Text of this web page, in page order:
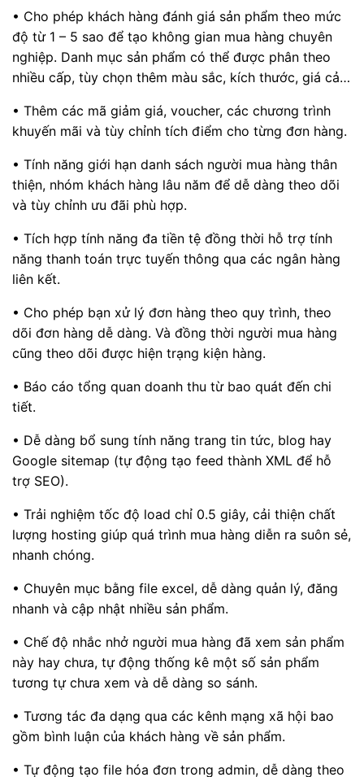
• Cho phép khách hàng đánh giá sản phẩm theo mức
độ từ 1 – 5 sao để tạo không gian mua hàng chuyên
nghiệp. Danh mục sản phẩm có thể được phân theo
nhiều cấp, tùy chọn thêm màu sắc, kích thước, giá cả…
• Thêm các mã giảm giá, voucher, các chương trình
khuyến mãi và tùy chỉnh tích điểm cho từng đơn hàng.
• Tính năng giới hạn danh sách người mua hàng thân
thiện, nhóm khách hàng lâu năm để dễ dàng theo dõi
và tùy chỉnh ưu đãi phù hợp.
• Tích hợp tính năng đa tiền tệ đồng thời hỗ trợ tính
năng thanh toán trực tuyến thông qua các ngân hàng
liên kết.
• Cho phép bạn xử lý đơn hàng theo quy trình, theo
dõi đơn hàng dễ dàng. Và đồng thời người mua hàng
cũng theo dõi được hiện trạng kiện hàng.
• Báo cáo tổng quan doanh thu từ bao quát đến chi
tiết.
• Dễ dàng bổ sung tính năng trang tin tức, blog hay
Google sitemap (tự động tạo feed thành XML để hỗ
trợ SEO).
• Trải nghiệm tốc độ load chỉ 0.5 giây, cải thiện chất
lượng hosting giúp quá trình mua hàng diễn ra suôn sẻ,
nhanh chóng.
• Chuyên mục bằng file excel, dễ dàng quản lý, đăng
nhanh và cập nhật nhiều sản phẩm.
• Chế độ nhắc nhở người mua hàng đã xem sản phẩm
này hay chưa, tự động thống kê một số sản phẩm
tương tự chưa xem và dễ dàng so sánh.
• Tương tác đa dạng qua các kênh mạng xã hội bao
gồm bình luận của khách hàng về sản phẩm.
• Tự động tạo file hóa đơn trong admin, dễ dàng theo